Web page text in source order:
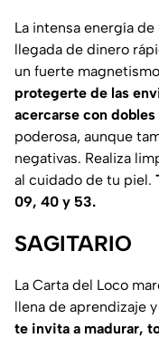
La intensa energía
llegada de dinero
un fuerte
protegerte de las
acercarse con
poderosa, aunque
negativas. Realiza
al cuidado de tu piel.
09, 40 y 53.
SAGITARIO
La Carta del Loco
llena de aprendizaje
te invita a madurar,